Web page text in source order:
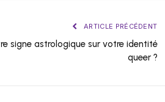
ARTICLE PRÉCÉDENT
signe astrologique sur votre identité
queer ?